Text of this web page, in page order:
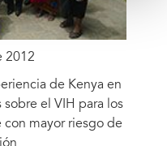
2012
de Kenya en
el VIH para los
mayor riesgo de